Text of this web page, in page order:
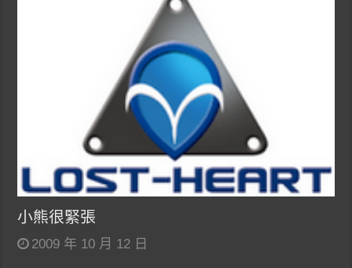
小熊很緊張
2009 年 10 月 12 日